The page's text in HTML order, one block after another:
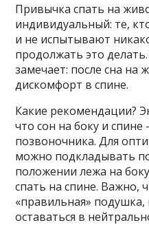
Привычка спать на
индивидуальный: те,
и не испытывают
продолжать это
замечает: после сна на
дискомфорт в спине.
Какие рекомендации?
что сон на боку и спине
позвоночника. Для
можно подкладывать
положении лежа на
спать на спине. Важно,
«правильная»
оставаться в